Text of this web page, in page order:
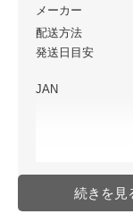
メーカー
配送方法
発送日目安
JAN